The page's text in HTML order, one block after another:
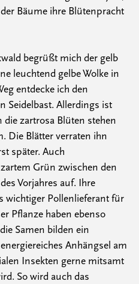
Bäume ihre Blütenpracht
begrüßt mich der gelb
leuchtend gelbe Wolke in
entdecke ich den
Seidelbast. Allerdings ist
zartrosa Blüten stehen
Die Blätter verraten ihn
später. Auch
Grün zwischen den
Vorjahres auf. Ihre
wichtiger Pollenlieferant für
Pflanze haben ebenso
Samen bilden ein
Anhängsel am
Insekten gerne mitsamt
So wird auch das